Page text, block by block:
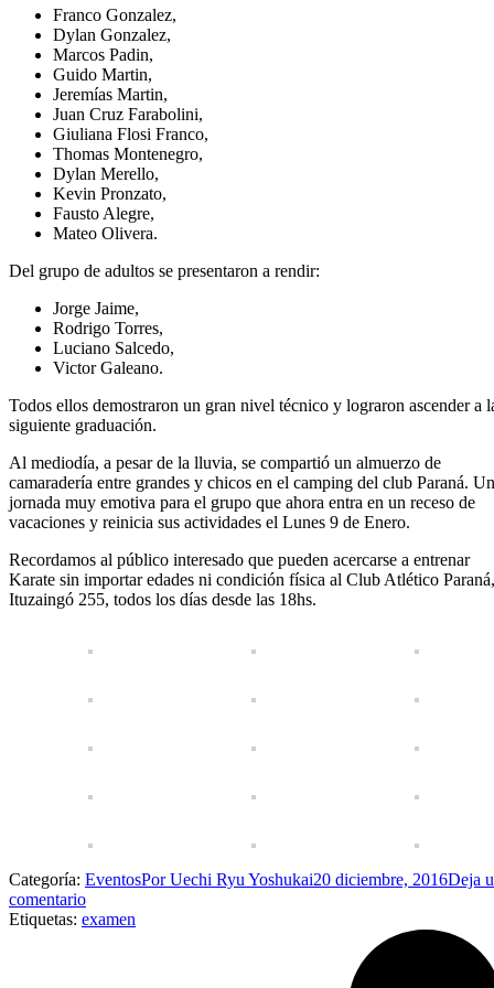
Franco Gonzalez,
Dylan Gonzalez,
Marcos Padin,
Guido Martin,
Jeremías Martin,
Juan Cruz Farabolini,
Giuliana Flosi Franco,
Thomas Montenegro,
Dylan Merello,
Kevin Pronzato,
Fausto Alegre,
Mateo Olivera.
Del grupo de adultos se presentaron a rendir:
Jorge Jaime,
Rodrigo Torres,
Luciano Salcedo,
Victor Galeano.
Todos ellos demostraron un gran nivel técnico y lograron ascender a
siguiente graduación.
Al mediodía, a pesar de la lluvia, se compartió un almuerzo de
camaradería entre grandes y chicos en el camping del club Paraná.
jornada muy emotiva para el grupo que ahora entra en un receso de
vacaciones y reinicia sus actividades el Lunes 9 de Enero.
Recordamos al público interesado que pueden acercarse a entrenar
Karate sin importar edades ni condición física al Club Atlético Paraná,
Ituzaingó 255, todos los días desde las 18hs.
Categoría: EventosPorUechi Ryu Yoshukai20 diciembre, 2016Deja
comentario
Etiquetas: examen